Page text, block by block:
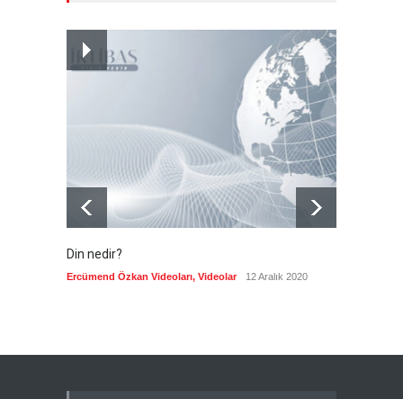
Kolombiya, solcu Petro'nun
yerine aşırı sağcı Espriella'yı
Güncel 8 Ağustos 2026
Din nedir?
Ercümend Özkan Videoları, Videolar 12 Aralık 2020